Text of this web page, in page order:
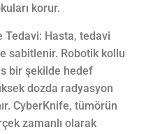
korur.
Tedavi: Hasta, tedavi
sabitlenir. Robotik kollu
bir şekilde hedef
dozda radyasyon
CyberKnife, tümörün
zamanlı olarak